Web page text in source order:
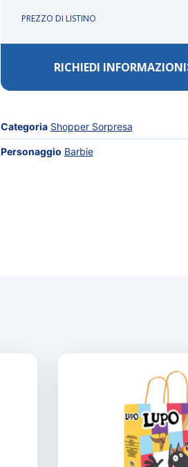
PREZZO DI LISTINO
RICHIEDI INFORMAZIONI
Categoria Shopper Sorpresa
Personaggio Barbie